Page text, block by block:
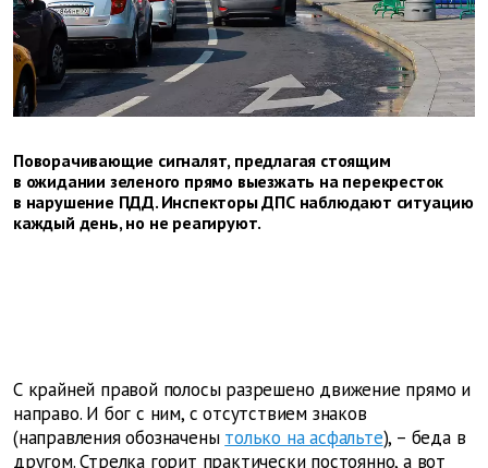
Поворачивающие сигналят, предлагая стоящим
в ожидании зеленого прямо выезжать на перекресток
в нарушение ПДД. Инспекторы ДПС наблюдают ситу­ацию
каждый день, но не реагируют.
С крайней правой полосы разрешено движение прямо и
направо. И бог с ним, с отсутствием знаков
(направления обозначены только на асфальте), – беда в
другом. Стрелка горит практически постоянно, а вот